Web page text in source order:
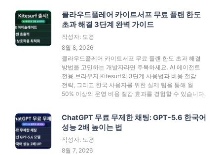
클라우드플레어 카이트서프 무료 플랜 한도
초과 해결 3단계 완벽 가이드
작성자: 도경
8월 8, 2026
클라우드플레어 카이트서프 무료 플랜 한도 초과 해결
방법을 고민하는 개발자라면 주목하세요. AI 에이전트
전용 브라우저 Kitesurf의 3단계 사용법과 비용 절감
전략, 그리고 한국 사용자를 위한 실제 팁을 통해 월
50% 이상의 운영 비용 절감 효과를 경험할 수 있습니다.
ChatGPT 무료 무제한 채팅: GPT-5.6 한국어
성능 2배 높이는 법
작성자: 도경
8월 7, 2026